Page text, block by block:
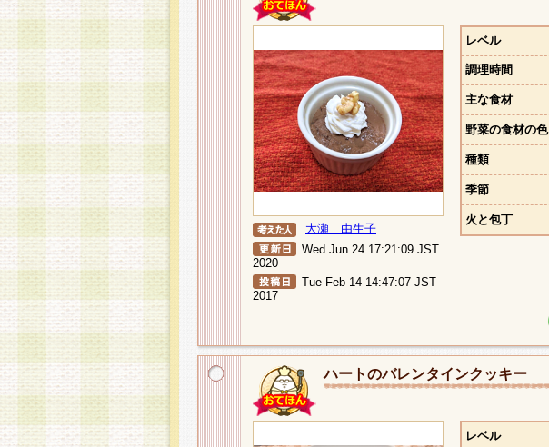
大瀬 由生子
Wed Jun 24 17:21:09 JST
2020
Tue Feb 14 14:47:07 JST
2017
レベル
調理時間
主な食材
野菜の食材の色
種類
季節
火と包丁
ハートのバレンタインクッキー
レベル